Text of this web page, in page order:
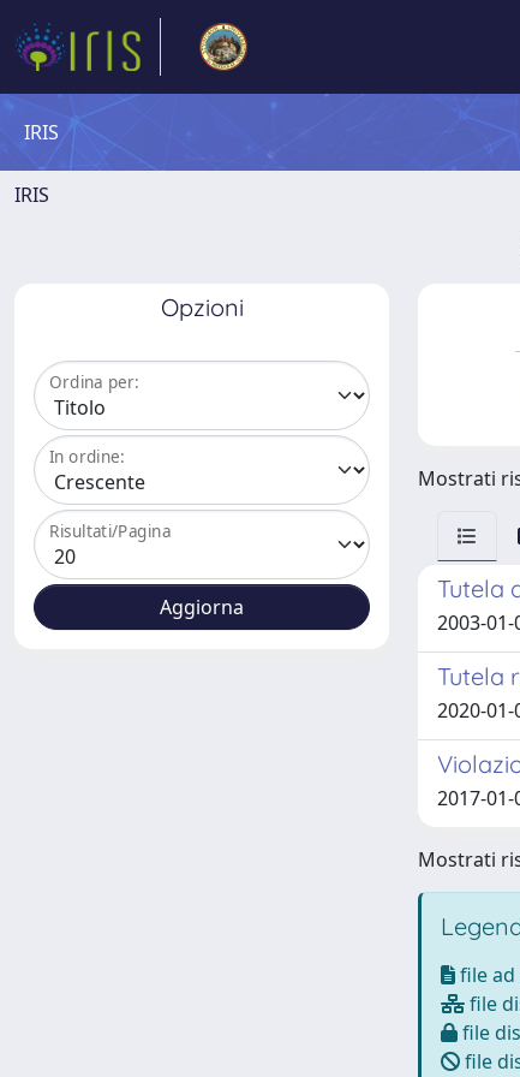
IRIS
IRIS
Opzioni
Ordina per:
In ordine:
Risultati/Pagina
Mostrati
Tutela
2003-01-
Tutela
2020-
2017-
Mostrati
file ad
file
file
file